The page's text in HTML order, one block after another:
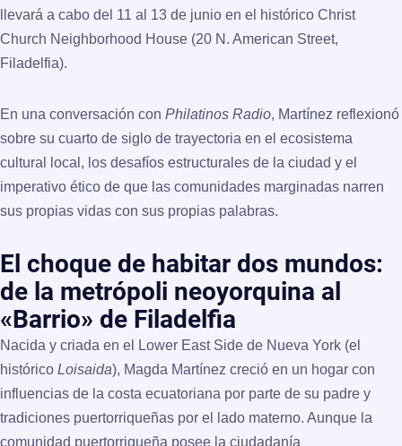
llevará a cabo del 11 al 13 de junio en el histórico Christ
Church Neighborhood House (20 N. American Street,
Filadelfia).
En una conversación con Philatinos Radio, Martínez reflexionó
sobre su cuarto de siglo de trayectoria en el ecosistema
cultural local, los desafíos estructurales de la ciudad y el
imperativo ético de que las comunidades marginadas narren
sus propias vidas con sus propias palabras.
El choque de habitar dos mundos:
de la metrópoli neoyorquina al
«Barrio» de Filadelfia
Nacida y criada en el Lower East Side de Nueva York (el
histórico Loisaida), Magda Martínez creció en un hogar con
influencias de la costa ecuatoriana por parte de su padre y
tradiciones puertorriqueñas por el lado materno. Aunque la
comunidad puertorriqueña posee la ciudadanía